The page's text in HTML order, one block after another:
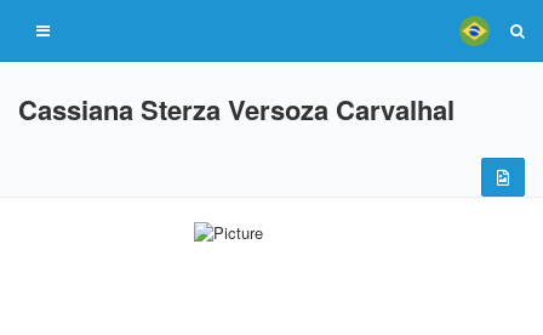
Cassiana Sterza Versoza Carvalhal